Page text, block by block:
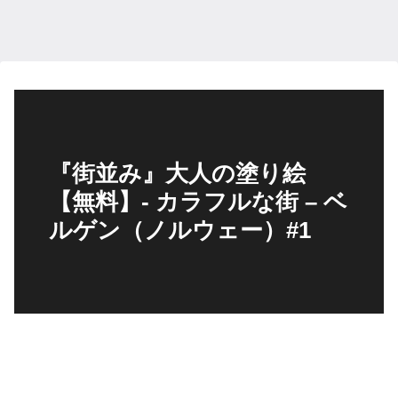
『街並み』大人の塗り絵
【無料】- カラフルな街 – ベ
ルゲン（ノルウェー）#1